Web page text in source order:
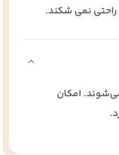
نمی شکند.
می‌شوند. امکان